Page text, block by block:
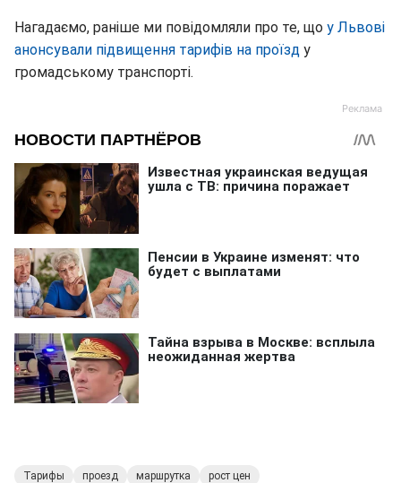
Нагадаємо, раніше ми повідомляли про те, що у Львові
анонсували підвищення тарифів на проїзд у
громадському транспорті.
Тарифы проезд маршрутка рост цен